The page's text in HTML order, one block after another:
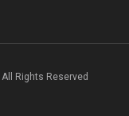
All Rights Reserved